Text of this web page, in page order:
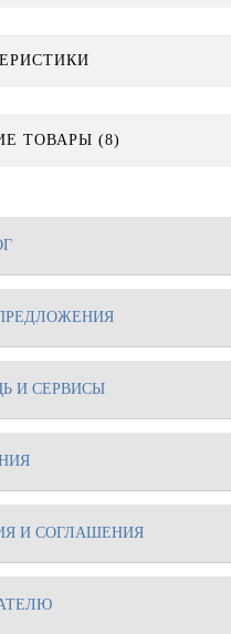
ТОВАРЫ (8)
И СЕРВИСЫ
И СОГЛАШЕНИЯ